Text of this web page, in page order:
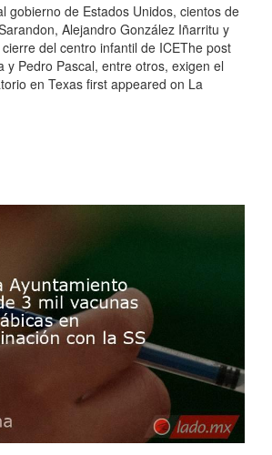
gobierno de Estados Unidos, cientos de
Alejandro González Iñarritu y
del centro infantil de ICEThe post
y Pedro Pascal, entre otros, exigen el
en Texas first appeared on La